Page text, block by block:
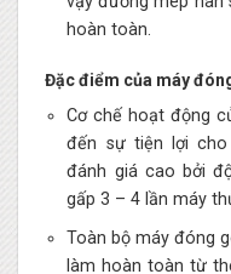
hoàn toàn.
Đặc điểm của máy
Cơ chế hoạt động
đến sự tiện lợi
đánh giá cao bởi
gấp 3 – 4 lần máy
Toàn bộ máy đóng
làm hoàn toàn từ